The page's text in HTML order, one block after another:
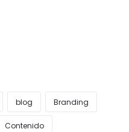
blog Branding
Contenido